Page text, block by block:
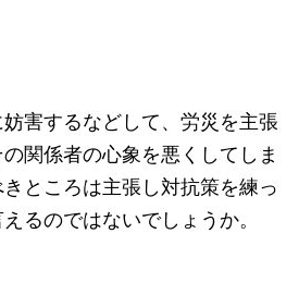
害するなどして、労災を主張
関係者の心象を悪くしてしま
ところは主張し対抗策を練っ
るのではないでしょうか。